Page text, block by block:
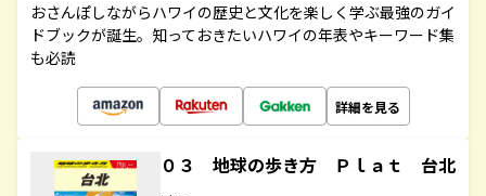
おさんぽしながらハワイの歴史と文化を楽しく学ぶ最強のガイ
ドブックが誕生。知っておきたいハワイの年表やキーワード集
も必読
詳細を見る
０３ 地球の歩き方 Ｐｌａｔ 台北